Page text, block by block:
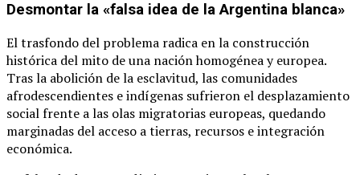
Desmontar la «falsa idea de la Argentina blanca»
El trasfondo del problema radica en la construcción
histórica del mito de una nación homogénea y europea.
Tras la abolición de la esclavitud, las comunidades
afrodescendientes e indígenas sufrieron el desplazamiento
social frente a las olas migratorias europeas, quedando
marginadas del acceso a tierras, recursos e integración
económica.